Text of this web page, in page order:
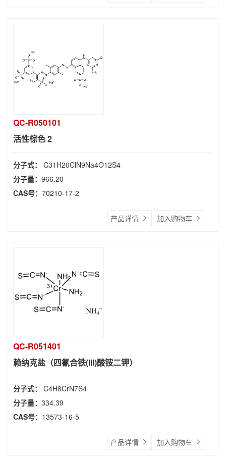
QC-R050101
活性棕色 2
分子式： C31H20ClN9Na4O12S4
分子量： 966.20
CAS号： 70210-17-2
产品详情 加入购物车
QC-R051401
赖纳克盐（四氰合铁(III)酸铵二钾）
分子式： C4H8CrN7S4
分子量： 334.39
CAS号： 13573-16-5
产品详情 加入购物车